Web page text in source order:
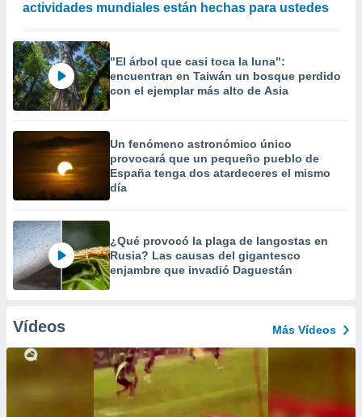
actividades mundiales están hechas para ustedes
"El árbol que casi toca la luna":
encuentran en Taiwán un bosque perdido
con el ejemplar más alto de Asia
Un fenómeno astronómico único
provocará que un pequeño pueblo de
España tenga dos atardeceres el mismo
día
¿Qué provocó la plaga de langostas en
Rusia? Las causas del gigantesco
enjambre que invadió Daguestán
Vídeos Más Vídeos